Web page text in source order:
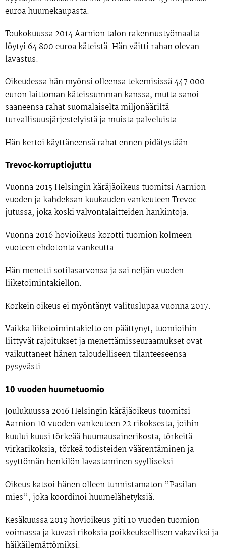
euroa huumekaupasta.
Toukokuussa 2014 Aarnion talon rakennustyömaalta
löytyi 64 800 euroa käteistä. Hän väitti rahan olevan
lavastus.
Oikeudessa hän myönsi olleensa tekemisissä 447 000
euron laittoman käteissumman kanssa, mutta sanoi
saaneensa rahat suomalaiselta miljonääriltä
turvallisuusjärjestelyistä ja muista palveluista.
Hän kertoi käyttäneensä rahat ennen pidätystään.
Trevoc-korruptiojuttu
Vuonna 2015 Helsingin käräjäoikeus tuomitsi Aarnion
vuoden ja kahdeksan kuukauden vankeuteen Trevoc-
jutussa, joka koski valvontalaitteiden hankintoja.
Vuonna 2016 hovioikeus korotti tuomion kolmeen
vuoteen ehdotonta vankeutta.
Hän menetti sotilasarvonsa ja sai neljän vuoden
liiketoimintakiellon.
Korkein oikeus ei myöntänyt valituslupaa vuonna 2017.
Vaikka liiketoimintakielto on päättynyt, tuomioihin
liittyvät rajoitukset ja menettämisseuraamukset ovat
vaikuttaneet hänen taloudelliseen tilanteeseensa
pysyvästi.
10 vuoden huumetuomio
Joulukuussa 2016 Helsingin käräjäoikeus tuomitsi
Aarnion 10 vuoden vankeuteen 22 rikoksesta, joihin
kuului kuusi törkeää huumausainerikosta, törkeitä
virkarikoksia, törkeä todisteiden väärentäminen ja
syyttömän henkilön lavastaminen syylliseksi.
Oikeus katsoi hänen olleen tunnistamaton ”Pasilan
mies”, joka koordinoi huumelähetyksiä.
Kesäkuussa 2019 hovioikeus piti 10 vuoden tuomion
voimassa ja kuvasi rikoksia poikkeuksellisen vakaviksi ja
häikäilemättömiksi.